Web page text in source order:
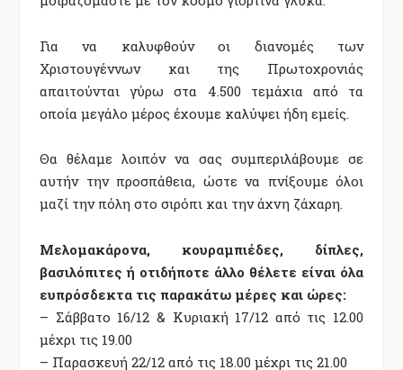
Για να καλυφθούν οι διανομές των
Χριστουγέννων και της Πρωτοχρονιάς
απαιτούνται γύρω στα 4.500 τεμάχια από τα
οποία μεγάλο μέρος έχουμε καλύψει ήδη εμείς.
Θα θέλαμε λοιπόν να σας συμπεριλάβουμε σε
αυτήν την προσπάθεια, ώστε να πνίξουμε όλοι
μαζί την πόλη στο σιρόπι και την άχνη ζάχαρη.
Μελομακάρονα, κουραμπιέδες, δίπλες,
βασιλόπιτες ή οτιδήποτε άλλο θέλετε είναι όλα
ευπρόσδεκτα τις παρακάτω μέρες και ώρες:
– Σάββατο 16/12 & Κυριακή 17/12 από τις 12.00
μέχρι τις 19.00
– Παρασκευή 22/12 από τις 18.00 μέχρι τις 21.00